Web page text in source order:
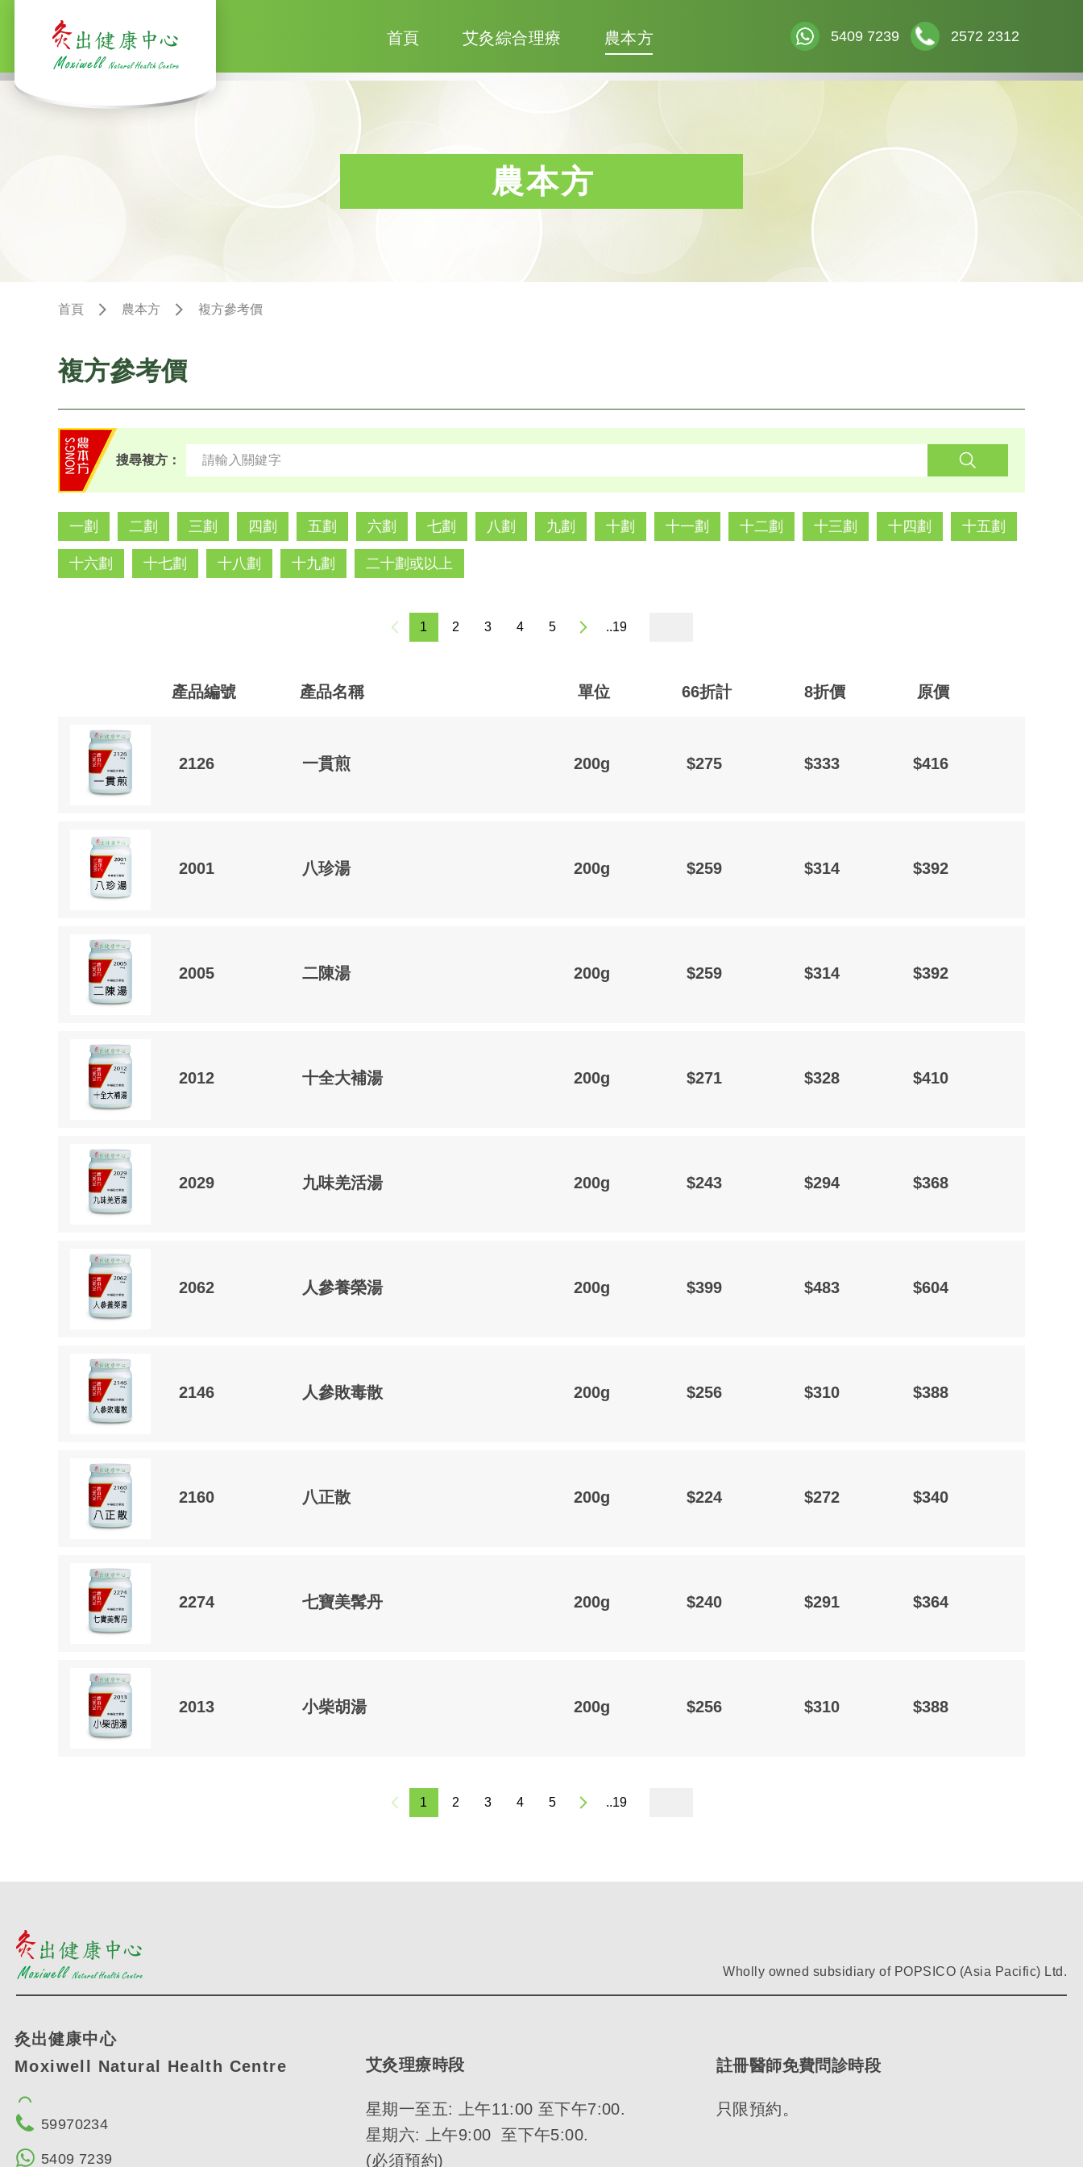
首頁 艾灸綜合理療 農本方 5409 7239 2572 2312
農本方
首頁 農本方 複方參考價
複方參考價
搜尋複方：
一劃 二劃 三劃 四劃 五劃 六劃 七劃 八劃 九劃 十劃 十一劃 十二劃 十三劃 十四劃 十五劃
十六劃 十七劃 十八劃 十九劃 二十劃或以上
1 2 3 4 5 ..19
產品編號 產品名稱 單位 66折計 8折價 原價
2126 一貫煎 200g $275 $333 $416
2001 八珍湯 200g $259 $314 $392
2005 二陳湯 200g $259 $314 $392
2012 十全大補湯 200g $271 $328 $410
2029 九味羌活湯 200g $243 $294 $368
2062 人參養榮湯 200g $399 $483 $604
2146 人參敗毒散 200g $256 $310 $388
2160 八正散 200g $224 $272 $340
2274 七寶美髯丹 200g $240 $291 $364
2013 小柴胡湯 200g $256 $310 $388
1 2 3 4 5 ..19
Wholly owned subsidiary of POPSICO (Asia Pacific) Ltd.
灸出健康中心
Moxiwell Natural Health Centre
59970234
5409 7239
艾灸理療時段
星期一至五: 上午11:00 至下午7:00.
星期六: 上午9:00 至下午5:00.
(必須預約)
註冊醫師免費問診時段
只限預約。